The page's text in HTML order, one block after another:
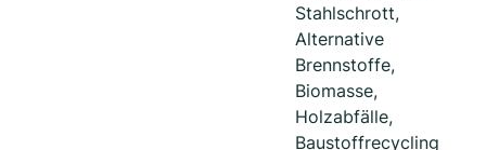
Stahlschrott,
Alternative
Brennstoffe,
Biomasse,
Holzabfälle,
Baustoffrecycling